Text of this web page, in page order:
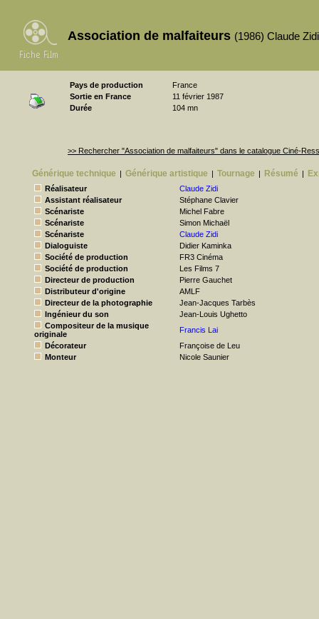
Association de malfaiteurs (1986) Claude Zidi
Pays de production
France
Sortie en France
11 février 1987
Durée
104 mn
>> Rechercher "Association de malfaiteurs" dans le catalogue Ciné-
Générique technique | Générique artistique | Tournage | Résumé |
Réalisateur
Claude Zidi
Assistant réalisateur
Stéphane Clavier
Scénariste
Michel Fabre
Scénariste
Simon Michaël
Scénariste
Claude Zidi
Dialoguiste
Didier Kaminka
Société de production
FR3 Cinéma
Société de production
Les Films 7
Directeur de production
Pierre Gauchet
Distributeur d'origine
AMLF
Directeur de la photographie
Jean-Jacques Tarbès
Ingénieur du son
Jean-Louis Ughetto
Compositeur de la musique
originale
Francis Lai
Décorateur
Françoise de Leu
Monteur
Nicole Saunier